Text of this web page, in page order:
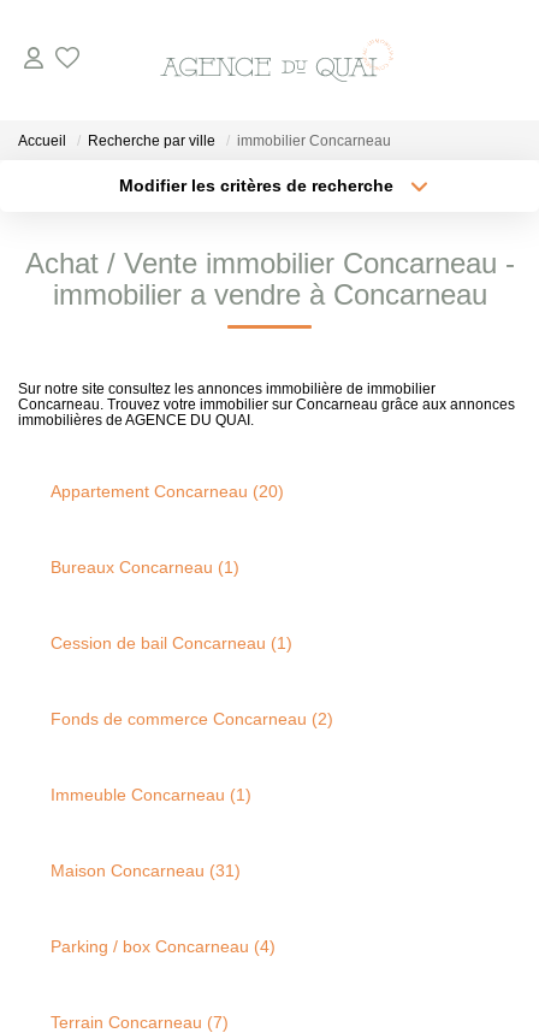
A La Vente
A La Location
ESTIMER
NOTRE AGENCE
CONTACT
Accueil Recherche par ville immobilier Concarneau
Modifier les critères de recherche
Sélectionnez...
Type de bien
Surface min
Créer une alerte
Achat / Vente immobilier Concarneau -
immobilier a vendre à Concarneau
Sur notre site consultez les annonces immobilière de immobilier
Concarneau. Trouvez votre immobilier sur Concarneau grâce aux annonces
immobilières de AGENCE DU QUAI.
Appartement Concarneau (20)
Bureaux Concarneau (1)
Cession de bail Concarneau (1)
Fonds de commerce Concarneau (2)
Immeuble Concarneau (1)
Maison Concarneau (31)
Parking / box Concarneau (4)
Terrain Concarneau (7)